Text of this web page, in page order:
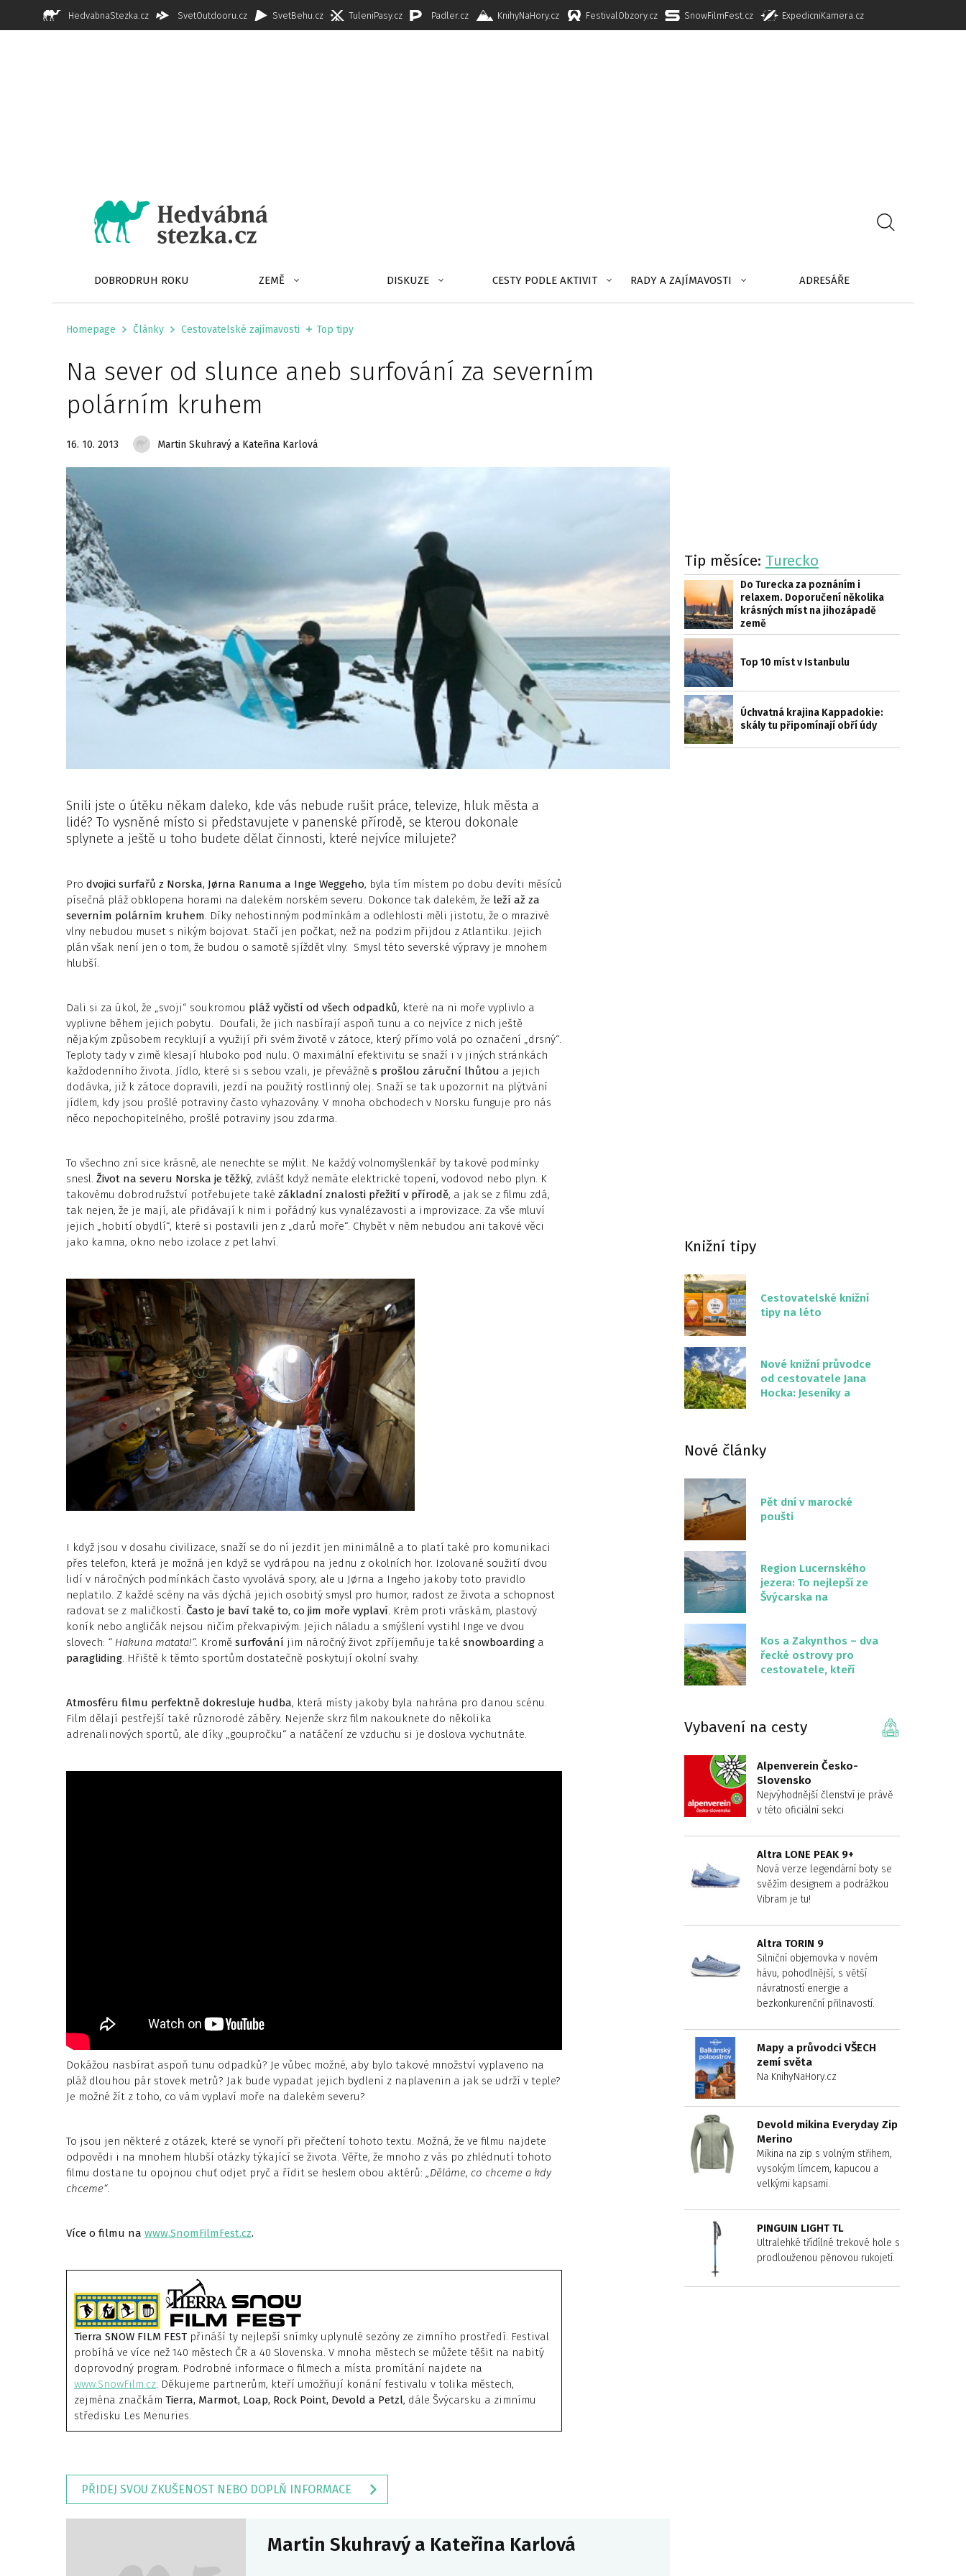
HedvabnaStezka.cz SvetOutdooru.cz SvetBehu.cz TuleniPasy.cz Padler.cz KnihyNaHory.cz FestivalObzory.cz SnowFilmFest.cz ExpedicniKamera.cz
DOBRODRUH ROKU ZEMĚ DISKUZE CESTY PODLE AKTIVIT RADY A ZAJÍMAVOSTI ADRESÁŘE
Homepage Články Cestovatelské zajímavosti Top tipy
Na sever od slunce aneb surfování za severním
polárním kruhem
16. 10. 2013 Martin Skuhravý a Kateřina Karlová
Snili jste o útěku někam daleko, kde vás nebude rušit práce, televize, hluk města a
lidé? To vysněné místo si představujete v panenské přírodě, se kterou dokonale
splynete a ještě u toho budete dělat činnosti, které nejvíce milujete?
Pro dvojici surfařů z Norska, Jørna Ranuma a Inge Weggeho, byla tím místem po dobu devíti měsíců
písečná pláž obklopena horami na dalekém norském severu. Dokonce tak dalekém, že leží až za
severním polárním kruhem. Díky nehostinným podmínkám a odlehlosti měli jistotu, že o mrazivé
vlny nebudou muset s nikým bojovat. Stačí jen počkat, než na podzim přijdou z Atlantiku. Jejich
plán však není jen o tom, že budou o samotě sjíždět vlny. Smysl této severské výpravy je mnohem
hlubší.
Dali si za úkol, že „svoji“ soukromou pláž vyčistí od všech odpadků, které na ni moře vyplivlo a
vyplivne během jejich pobytu. Doufali, že jich nasbírají aspoň tunu a co nejvíce z nich ještě
nějakým způsobem recyklují a využijí při svém životě v zátoce, který přímo volá po označení „drsný“.
Teploty tady v zimě klesají hluboko pod nulu. O maximální efektivitu se snaží i v jiných stránkách
každodenního života. Jídlo, které si s sebou vzali, je převážně s prošlou záruční lhůtou a jejich
dodávka, již k zátoce dopravili, jezdí na použitý rostlinný olej. Snaží se tak upozornit na plýtvání
jídlem, kdy jsou prošlé potraviny často vyhazovány. V mnoha obchodech v Norsku funguje pro nás
něco nepochopitelného, prošlé potraviny jsou zdarma.
To všechno zní sice krásně, ale nenechte se mýlit. Ne každý volnomyšlenkář by takové podmínky
snesl. Život na severu Norska je těžký, zvlášť když nemáte elektrické topení, vodovod nebo plyn. K
takovému dobrodružství potřebujete také základní znalosti přežití v přírodě, a jak se z filmu zdá,
tak nejen, že je mají, ale přidávají k nim i pořádný kus vynalézavosti a improvizace. Za vše mluví
jejich „hobití obydlí“, které si postavili jen z „darů moře“. Chybět v něm nebudou ani takové věci
jako kamna, okno nebo izolace z pet lahví.
I když jsou v dosahu civilizace, snaží se do ní jezdit jen minimálně a to platí také pro komunikaci
přes telefon, která je možná jen když se vydrápou na jednu z okolních hor. Izolované soužití dvou
lidí v náročných podmínkách často vyvolává spory, ale u Jørna a Ingeho jakoby toto pravidlo
neplatilo. Z každé scény na vás dýchá jejich osobitý smysl pro humor, radost ze života a schopnost
radovat se z maličkostí. Často je baví také to, co jim moře vyplaví. Krém proti vráskám, plastový
koník nebo angličák nejsou ničím překvapivým. Jejich náladu a smýšlení vystihl Inge ve dvou
slovech: “ Hakuna matata!“. Kromě surfování jim náročný život zpříjemňuje také snowboarding a
paragliding. Hřiště k těmto sportům dostatečně poskytují okolní svahy.
Atmosféru filmu perfektně dokresluje hudba, která místy jakoby byla nahrána pro danou scénu.
Film dělají pestřejší také různorodé záběry. Nejenže skrz film nakouknete do několika
adrenalinových sportů, ale díky „goupročku“ a natáčení ze vzduchu si je doslova vychutnáte.
Dokážou nasbírat aspoň tunu odpadků? Je vůbec možné, aby bylo takové množství vyplaveno na
pláž dlouhou pár stovek metrů? Jak bude vypadat jejich bydlení z naplavenin a jak se udrží v teple?
Je možné žít z toho, co vám vyplaví moře na dalekém severu?
To jsou jen některé z otázek, které se vynoří při přečtení tohoto textu. Možná, že ve filmu najdete
odpovědi i na mnohem hlubší otázky týkající se života. Věřte, že mnoho z vás po zhlédnutí tohoto
filmu dostane tu opojnou chuť odjet pryč a řídit se heslem obou aktérů: „Děláme, co chceme a kdy
chceme“.
Více o filmu na www.SnomFilmFest.cz.
Tierra SNOW FILM FEST přináší ty nejlepší snímky uplynulé sezóny ze zimního prostředí. Festival
probíhá ve více než 140 městech ČR a 40 Slovenska. V mnoha městech se můžete těšit na nabitý
doprovodný program. Podrobné informace o filmech a místa promítání najdete na
www.SnowFilm.cz. Děkujeme partnerům, kteří umožňují konání festivalu v tolika městech,
zejména značkám Tierra, Marmot, Loap, Rock Point, Devold a Petzl, dále Švýcarsku a zimnímu
středisku Les Menuries.
PŘIDEJ SVOU ZKUŠENOST NEBO DOPLŇ INFORMACE
Martin Skuhravý a Kateřina Karlová
Tip měsíce: Turecko
Do Turecka za poznáním i
relaxem. Doporučení několika
krásných míst na jihozápadě
země
Top 10 míst v Istanbulu
Úchvatná krajina Kappadokie:
skály tu připomínají obří údy
Knižní tipy
Cestovatelské knižní
tipy na léto
Nové knižní průvodce
od cestovatele Jana
Hocka: Jeseníky a
Nové články
Pět dní v marocké
poušti
Region Lucernského
jezera: To nejlepší ze
Švýcarska na
Kos a Zakynthos – dva
řecké ostrovy pro
cestovatele, kteří
Vybavení na cesty
Alpenverein Česko-
Slovensko
Nejvýhodnější členství je právě
v této oficiální sekci
Altra LONE PEAK 9+
Nová verze legendární boty se
svěžím designem a podrážkou
Vibram je tu!
Altra TORIN 9
Silniční objemovka v novém
hávu, pohodlnější, s větší
návratností energie a
bezkonkurenční přilnavostí.
Mapy a průvodci VŠECH
zemí světa
Na KnihyNaHory.cz
Devold mikina Everyday Zip
Merino
Mikina na zip s volným střihem,
vysokým límcem, kapucou a
velkými kapsami.
PINGUIN LIGHT TL
Ultralehké třídílné trekové hole s
prodlouženou pěnovou rukojetí.